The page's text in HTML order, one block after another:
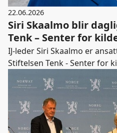
22.06.2026
Siri Skaalmo blir
Tenk – Senter for
IJ-leder Siri Skaalmo er
Stiftelsen Tenk - Senter for
nyopprettede stiftelsen skal
kildebevissthet og bygge
desinformasjon i samfunnet.